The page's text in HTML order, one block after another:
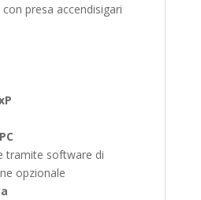
presa accendisigari
tramite software di
opzionale